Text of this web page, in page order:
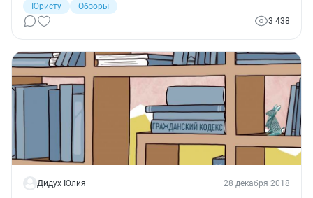
Юристу
Обзоры
3 438
Дидух Юлия 28 декабря 2018